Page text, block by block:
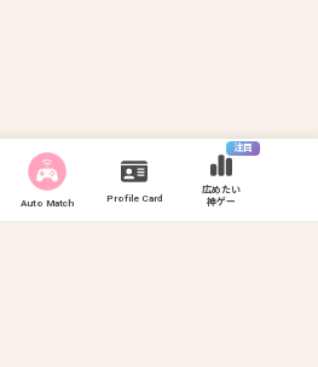
Auto Match Profile Card
注目
広めたい
神ゲー